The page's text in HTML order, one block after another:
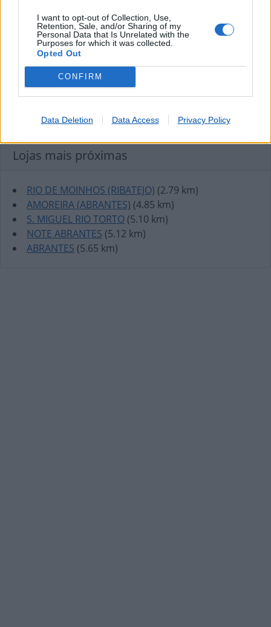
I want to opt-out of Collection, Use,
Retention, Sale, and/or Sharing of my
Personal Data that Is Unrelated with the
Purposes for which it was collected.
Opted Out
CONFIRM
Data Deletion Data Access Privacy Policy
Lojas mais próximas
RIO DE MOINHOS (RIBATEJO) (2.79 km)
AMOREIRA (ABRANTES) (4.85 km)
S. MIGUEL RIO TORTO (5.10 km)
NOTE ABRANTES (5.12 km)
ABRANTES (5.65 km)